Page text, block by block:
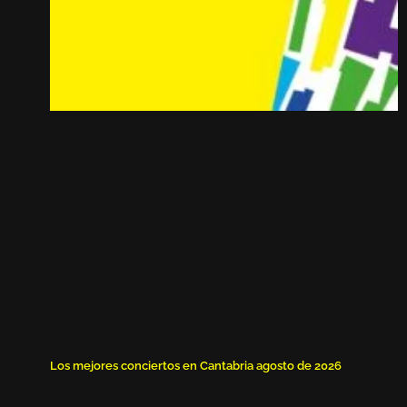
Los mejores conciertos en Cantabria agosto de 2026